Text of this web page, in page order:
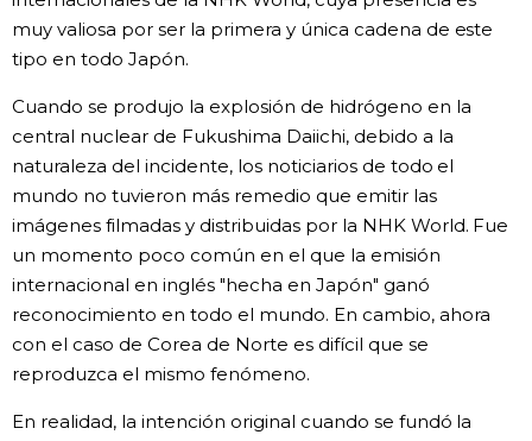
Gente
Blog
Tokio
muy valiosa por ser la primera y única cadena de este
tipo en todo Japón.
Cuando se produjo la explosión de hidrógeno en la
central nuclear de Fukushima Daiichi, debido a la
naturaleza del incidente, los noticiarios de todo el
mundo no tuvieron más remedio que emitir las
imágenes filmadas y distribuidas por la NHK World. Fue
un momento poco común en el que la emisión
internacional en inglés "hecha en Japón" ganó
reconocimiento en todo el mundo. En cambio, ahora
con el caso de Corea de Norte es difícil que se
reproduzca el mismo fenómeno.
En realidad, la intención original cuando se fundó la